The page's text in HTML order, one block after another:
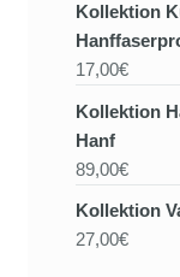
Kollektion
17,00€
Kollektion
Hanf
89,00€
Kollektion
27,00€